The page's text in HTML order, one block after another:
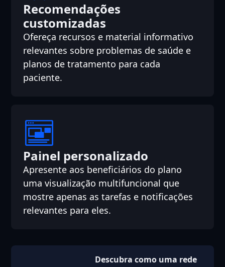
Recomendações
customizadas
Ofereça recursos e material informativo
relevantes sobre problemas de saúde e
planos de tratamento para cada
paciente.
Painel personalizado
Apresente aos beneficiários do plano
uma visualização multifuncional que
mostre apenas as tarefas e notificações
relevantes para eles.
Descubra como uma rede